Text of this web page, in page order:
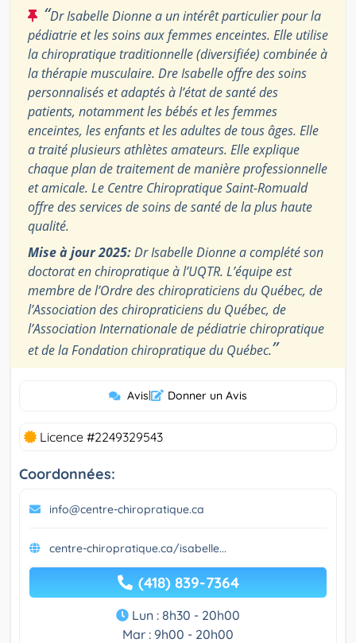
“Dr Isabelle Dionne a un intérêt particulier pour la
pédiatrie et les soins aux femmes enceintes. Elle utilise
la chiropratique traditionnelle (diversifiée) combinée à
la thérapie musculaire. Dre Isabelle offre des soins
personnalisés et adaptés à l’état de santé des
patients, notamment les bébés et les femmes
enceintes, les enfants et les adultes de tous âges. Elle
a traité plusieurs athlètes amateurs. Elle explique
chaque plan de traitement de manière professionnelle
et amicale. Le Centre Chiropratique Saint-Romuald
offre des services de soins de santé de la plus haute
qualité.
Mise à jour 2025:Dr Isabelle Dionne a complété son
doctorat en chiropratique à l’UQTR. L’équipe est
membre de l’Ordre des chiropraticiens du Québec, de
l’Association des chiropraticiens du Québec, de
l’Association Internationale de pédiatrie chiropratique
et de la Fondation chiropratique du Québec.”
Avis| Donner un Avis
Licence #2249329543
Coordonnées:
info@centre-chiropratique.ca
centre-chiropratique.ca/isabelle...
(418) 839-7364
Lun : 8h30 - 20h00
Mar : 9h00 - 20h00